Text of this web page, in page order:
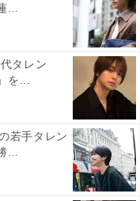
...
タレン
を...
若手タレン
...